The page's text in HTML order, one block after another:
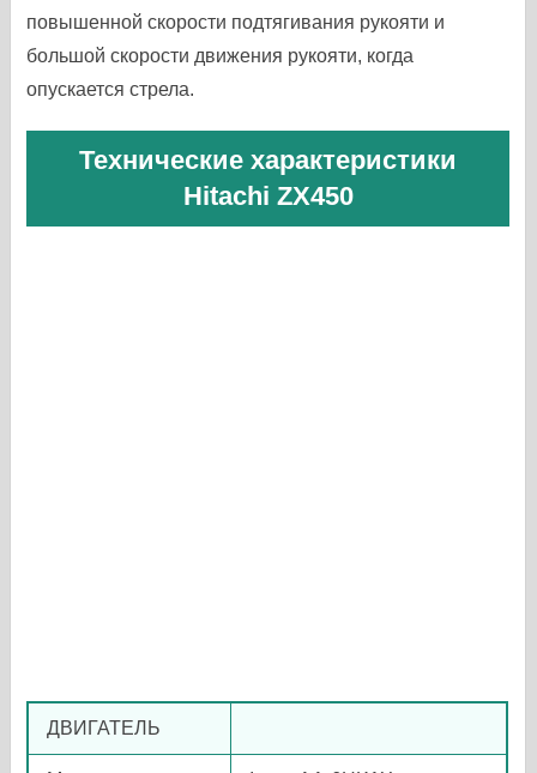
повышенной скорости подтягивания рукояти и
большой скорости движения рукояти, когда
опускается стрела.
Технические характеристики
Hitachi ZX450
ДВИГАТЕЛЬ